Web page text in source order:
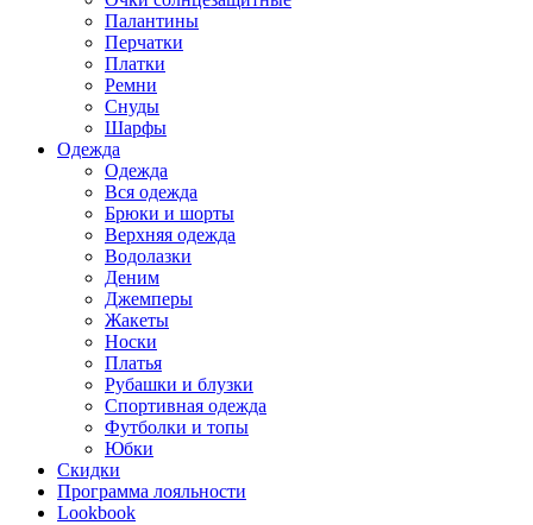
Палантины
Перчатки
Платки
Ремни
Снуды
Шарфы
Одежда
Одежда
Вся одежда
Брюки и шорты
Верхняя одежда
Водолазки
Деним
Джемперы
Жакеты
Носки
Платья
Рубашки и блузки
Спортивная одежда
Футболки и топы
Юбки
Скидки
Программа лояльности
Lookbook